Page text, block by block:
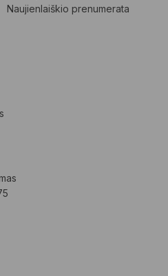
Naujienlaiškio prenumerata